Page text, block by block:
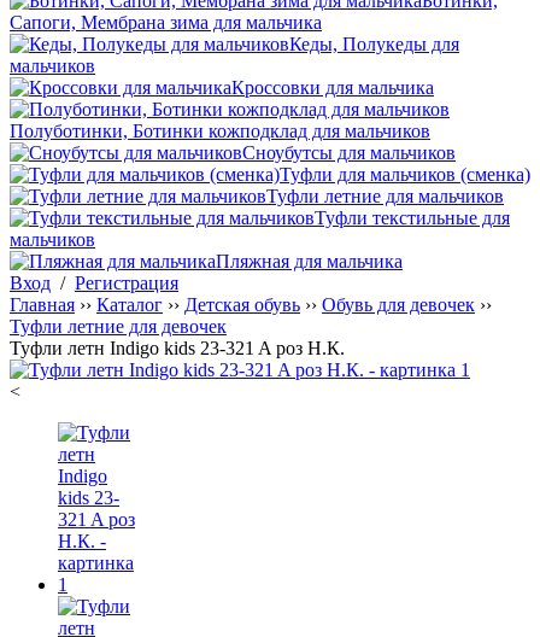
Сапоги, Мембрана зима для мальчика
Кеды, Полукеды для
мальчиков
Кроссовки для мальчика
Полуботинки, Ботинки кожподклад для мальчиков
Сноубутсы для мальчиков
Туфли для мальчиков (сменка)
Туфли летние для мальчиков
Туфли текстильные для
мальчиков
Пляжная для мальчика
Вход / Регистрация
Главная ›› Каталог ›› Детская обувь ›› Обувь для девочек ››
Туфли летние для девочек
Туфли летн Indigo kids 23-321 A роз Н.К.
<